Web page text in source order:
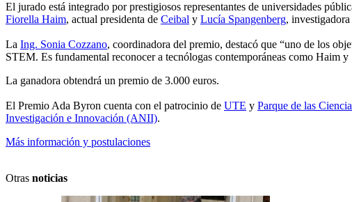
El jurado está integrado por prestigiosos representantes de universidades
Fiorella Haim, actual presidenta de Ceibal y Lucía Spangenberg,
La Ing. Sonia Cozzano, coordinadora del premio, destacó que “uno de los
STEM. Es fundamental reconocer a tecnólogas contemporáneas como Haim
La ganadora obtendrá un premio de 3.000 euros.
El Premio Ada Byron cuenta con el patrocinio de UTE y Parque de las
Investigación e Innovación (ANII).
Más información y postulaciones
Otras noticias